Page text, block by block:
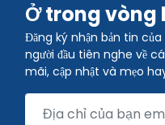
Ở trong vòng
Đăng ký nhận bản tin
người đầu tiên nghe về
mãi, cập nhật và mẹo